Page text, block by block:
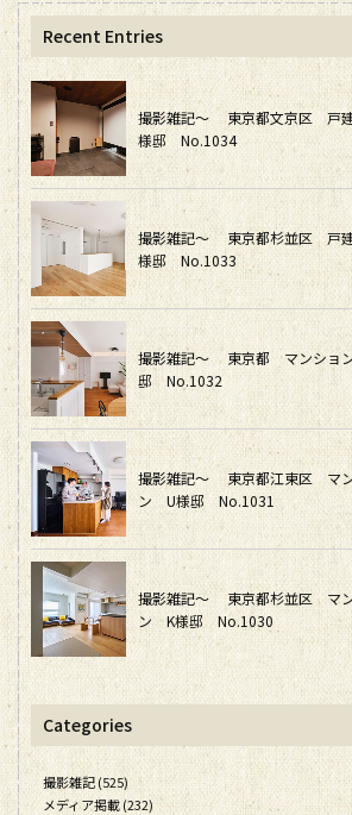
Recent Entries
撮影雑記～ 東京都文京区 戸
様邸 No.1034
撮影雑記～ 東京都杉並区 戸
様邸 No.1033
撮影雑記～ 東京都 マンショ
邸 No.1032
撮影雑記～ 東京都江東区 マン
ン U様邸 No.1031
撮影雑記～ 東京都杉並区 マン
ン K様邸 No.1030
Categories
撮影雑記 (525)
メディア掲載 (232)